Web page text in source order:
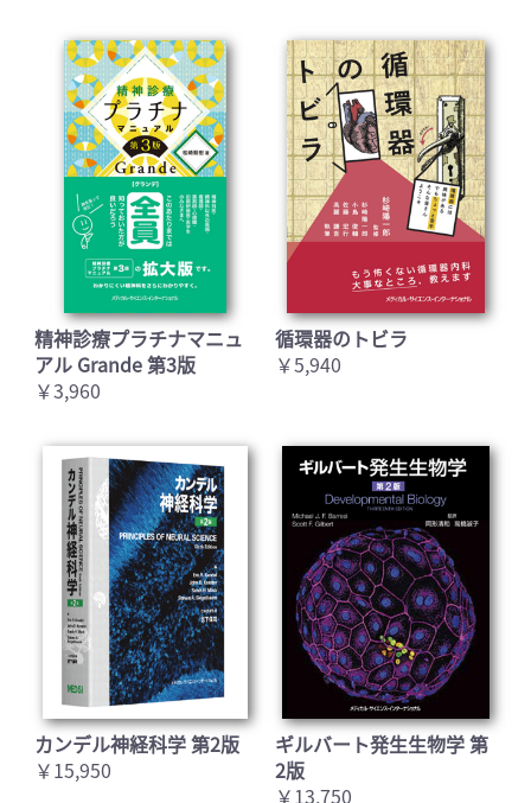
精神診療プラチナマニュ
アル Grande 第3版
￥3,960
循環器のトビラ
￥5,940
カンデル神経科学 第2版
￥15,950
ギルバート発生生物学 第
2版
￥13,750